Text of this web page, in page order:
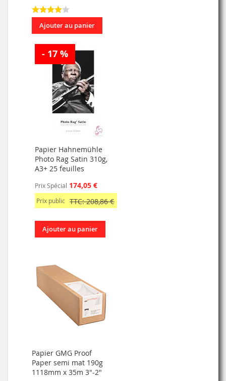
Ajouter au panier
- 17 %
Papier Hahnemühle
Photo Rag Satin 310g,
A3+ 25 feuilles
Prix Spécial 174,05 €
Prix public TTC: 208,86 €
Ajouter au panier
Papier GMG Proof
Paper semi mat 190g
1118mm x 35m 3"-2"